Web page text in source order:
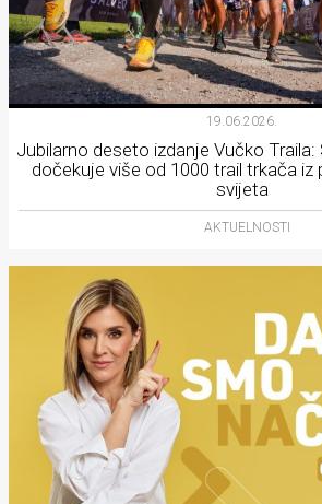
19.06.2026.
Jubilarno deseto izdanje Vučko
dočekuje više od 1000 trail trkača iz
svijeta
AKTUELNOSTI